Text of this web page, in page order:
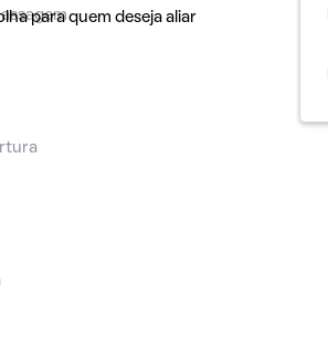
para quem deseja aliar